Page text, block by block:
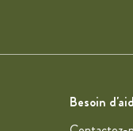
Besoin